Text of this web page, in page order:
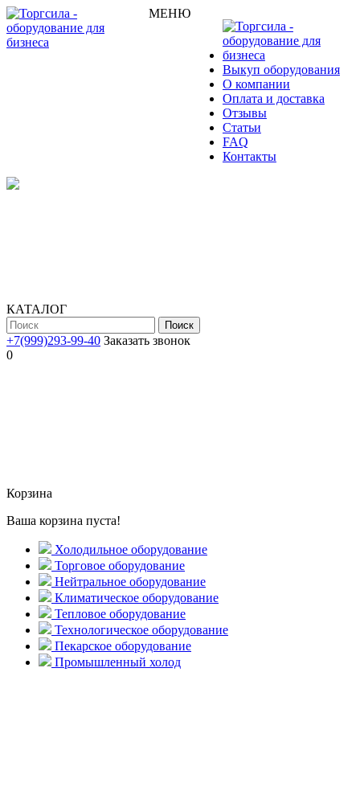
МЕНЮ
Выкуп оборудования
О компании
Оплата и доставка
Отзывы
Статьи
FAQ
Контакты
КАТАЛОГ
Поиск
+7(999)293-99-40 Заказать звонок
0
Корзина
Ваша корзина пуста!
Холодильное оборудование
Торговое оборудование
Нейтральное оборудование
Климатическое оборудование
Тепловое оборудование
Технологическое оборудование
Пекарское оборудование
Промышленный холод